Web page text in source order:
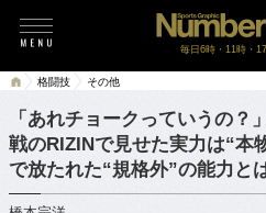
毎日6時・11時・
格闘技 その他
「あれチョークっていうの？
戦のRIZINで見せた実力は“本
で放たれた“規格外”の能力と